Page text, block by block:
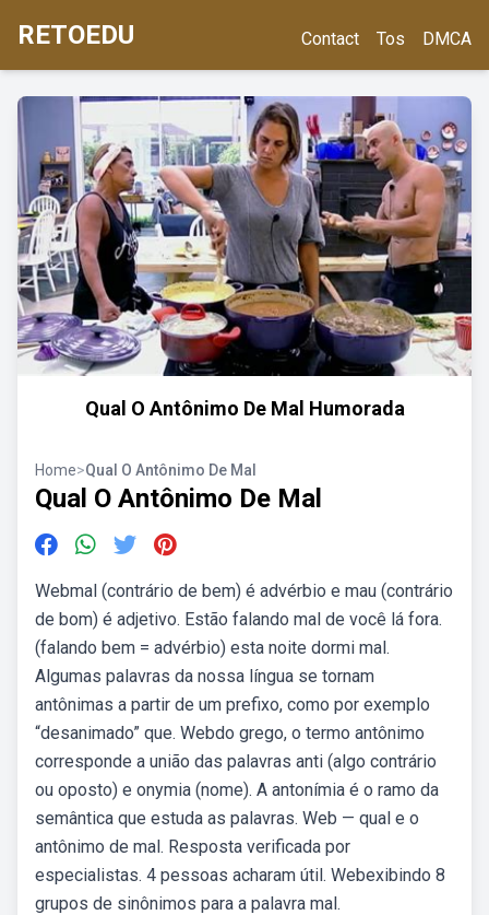
RETOEDU Contact Tos DMCA
Qual O Antônimo De Mal Humorada
Home>Qual O Antônimo De Mal
Qual O Antônimo De Mal
Webmal (contrário de bem) é advérbio e mau (contrário
de bom) é adjetivo. Estão falando mal de você lá fora.
(falando bem = advérbio) esta noite dormi mal.
Algumas palavras da nossa língua se tornam
antônimas a partir de um prefixo, como por exemplo
“desanimado” que. Webdo grego, o termo antônimo
corresponde a união das palavras anti (algo contrário
ou oposto) e onymia (nome). A antonímia é o ramo da
semântica que estuda as palavras. Web — qual e o
antônimo de mal. Resposta verificada por
especialistas. 4 pessoas acharam útil. Webexibindo 8
grupos de sinônimos para a palavra mal.